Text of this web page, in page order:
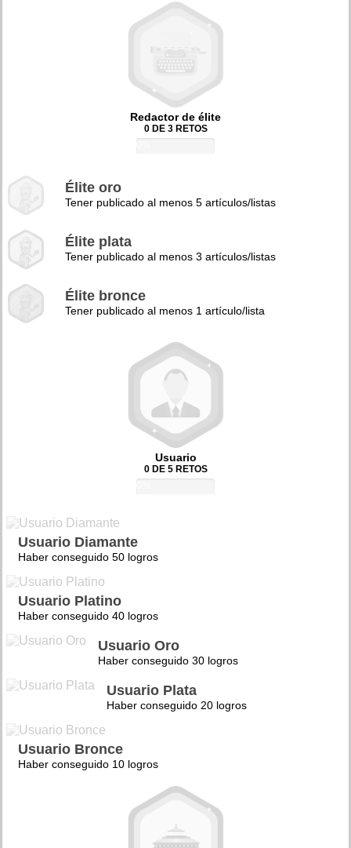
Redactor de élite
0 DE 3 RETOS
Élite oro
Tener publicado al menos 5 artículos/listas
Élite plata
Tener publicado al menos 3 artículos/listas
Élite bronce
Tener publicado al menos 1 artículo/lista
Usuario
0 DE 5 RETOS
Usuario Diamante
Haber conseguido 50 logros
Usuario Platino
Haber conseguido 40 logros
Usuario Oro
Haber conseguido 30 logros
Usuario Plata
Haber conseguido 20 logros
Usuario Bronce
Haber conseguido 10 logros